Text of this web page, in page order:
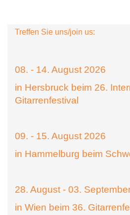
Treffen Sie uns/join us:
08. - 14. August 2026
in Hersbruck beim 26.
Gitarrenfestival
09. - 15. August 2026
in Hammelburg beim
28. August - 03.
in Wien beim 36.